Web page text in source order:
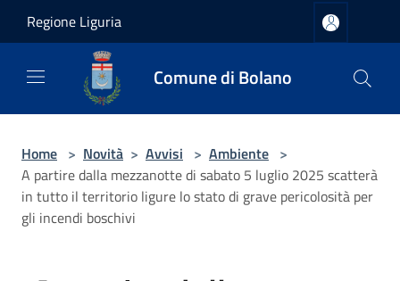
Regione Liguria
Comune di Bolano
Home > Novità > Avvisi > Ambiente >
A partire dalla mezzanotte di sabato 5 luglio 2025 scatterà
in tutto il territorio ligure lo stato di grave pericolosità per
gli incendi boschivi